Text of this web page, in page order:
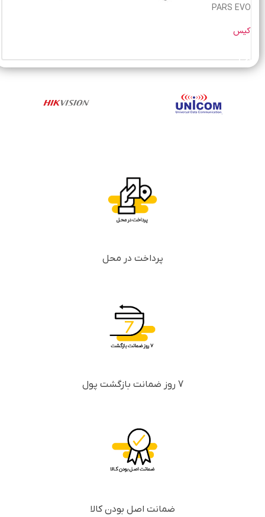
PARS EVO
کیس
پرداخت در محل
7 روز ضمانت بازگشت پول
ضمانت اصل بودن کالا